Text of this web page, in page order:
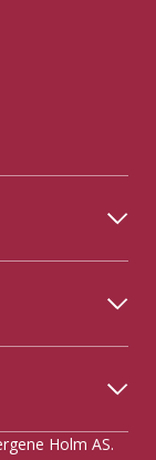
Holm AS.